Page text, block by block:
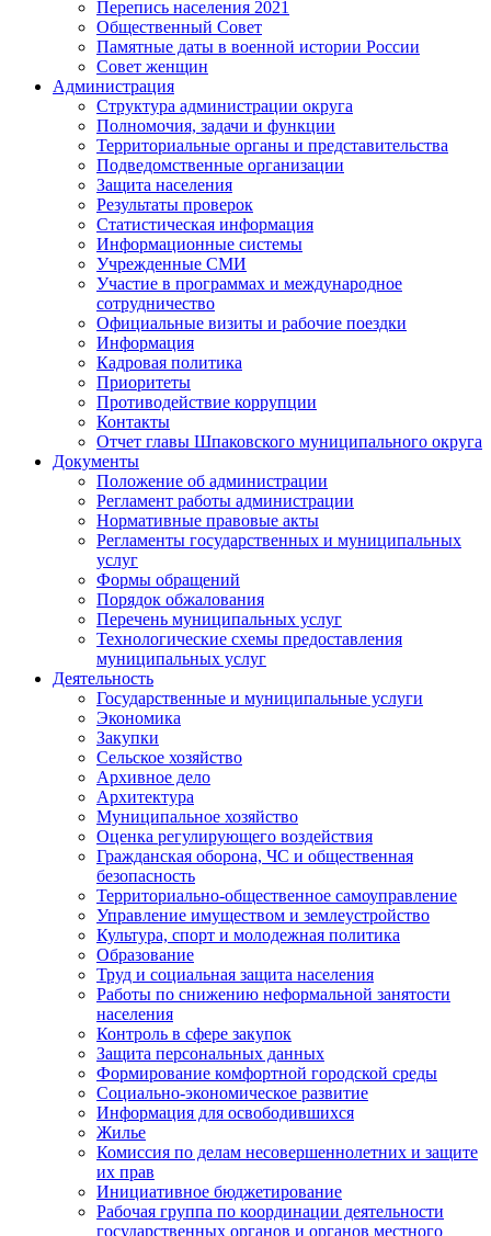
Перепись населения 2021
Общественный Совет
Памятные даты в военной истории России
Совет женщин
Администрация
Структура администрации округа
Полномочия, задачи и функции
Территориальные органы и представительства
Подведомственные организации
Защита населения
Результаты проверок
Статистическая информация
Информационные системы
Учрежденные СМИ
Участие в программах и международное
сотрудничество
Официальные визиты и рабочие поездки
Информация
Кадровая политика
Приоритеты
Противодействие коррупции
Контакты
Отчет главы Шпаковского муниципального округа
Документы
Положение об администрации
Регламент работы администрации
Нормативные правовые акты
Регламенты государственных и муниципальных
услуг
Формы обращений
Порядок обжалования
Перечень муниципальных услуг
Технологические схемы предоставления
муниципальных услуг
Деятельность
Государственные и муниципальные услуги
Экономика
Закупки
Сельское хозяйство
Архивное дело
Архитектура
Муниципальное хозяйство
Оценка регулирующего воздействия
Гражданская оборона, ЧС и общественная
безопасность
Территориально-общественное самоуправление
Управление имуществом и землеустройство
Культура, спорт и молодежная политика
Образование
Труд и социальная защита населения
Работы по снижению неформальной занятости
населения
Контроль в сфере закупок
Защита персональных данных
Формирование комфортной городской среды
Социально-экономическое развитие
Информация для освободившихся
Жилье
Комиссия по делам несовершеннолетних и защите
их прав
Инициативное бюджетирование
Рабочая группа по координации деятельности
государственных органов и органов местного